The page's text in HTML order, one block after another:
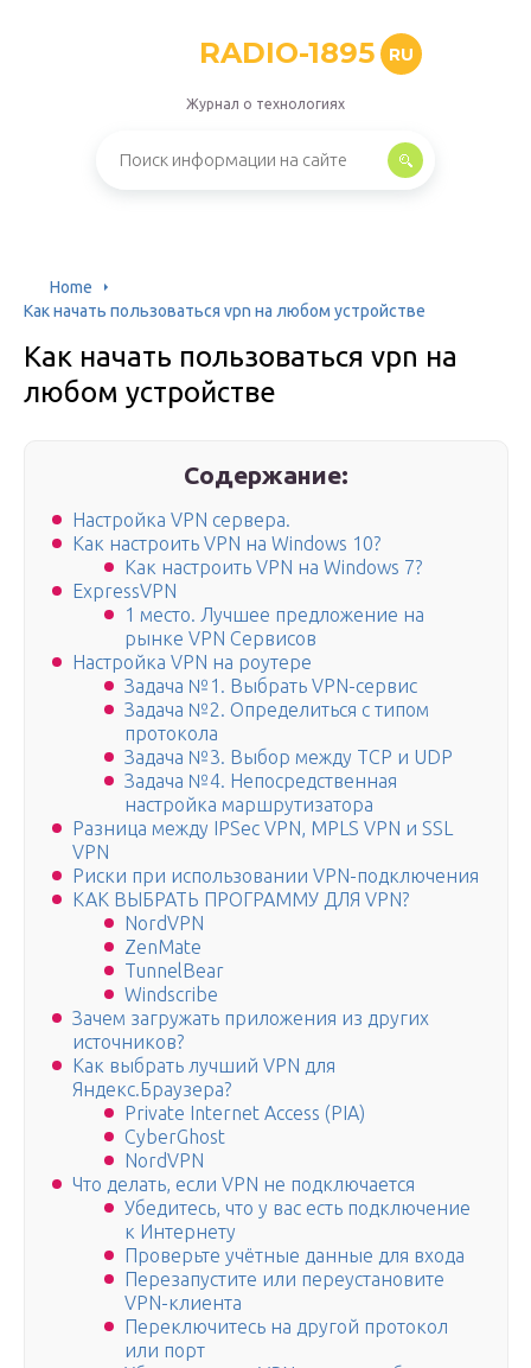
RADIO-1895 RU
Журнал о технологиях
Home
Как начать пользоваться vpn на любом устройстве
Как начать пользоваться vpn на
любом устройстве
Содержание:
Настройка VPN сервера.
Как настроить VPN на Windows 10?
Как настроить VPN на Windows 7?
ExpressVPN
1 место. Лучшее предложение на
рынке VPN Сервисов
Настройка VPN на роутере
Задача №1. Выбрать VPN-сервис
Задача №2. Определиться с типом
протокола
Задача №3. Выбор между TCP и UDP
Задача №4. Непосредственная
настройка маршрутизатора
Разница между IPSec VPN, MPLS VPN и SSL
VPN
Риски при использовании VPN-подключения
КАК ВЫБРАТЬ ПРОГРАММУ ДЛЯ VPN?
NordVPN
ZenMate
TunnelBear
Windscribe
Зачем загружать приложения из других
источников?
Как выбрать лучший VPN для
Яндекс.Браузера?
Private Internet Access (PIA)
CyberGhost
NordVPN
Что делать, если VPN не подключается
Убедитесь, что у вас есть подключение
к Интернету
Проверьте учётные данные для входа
Перезапустите или переустановите
VPN-клиента
Переключитесь на другой протокол
или порт